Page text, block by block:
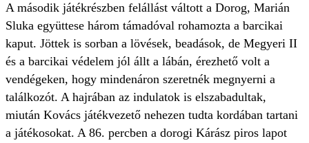
A második játékrészben felállást váltott a Dorog, Marián
Sluka együttese három támadóval rohamozta a barcikai
kaput. Jöttek is sorban a lövések, beadások, de Megyeri II
és a barcikai védelem jól állt a lábán, érezhető volt a
vendégeken, hogy mindenáron szeretnék megnyerni a
találkozót. A hajrában az indulatok is elszabadultak,
miután Kovács játékvezető nehezen tudta kordában tartani
a játékosokat. A 86. percben a dorogi Kárász piros lapot